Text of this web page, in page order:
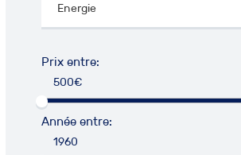
Prix entre:
500€
Année entre:
1960